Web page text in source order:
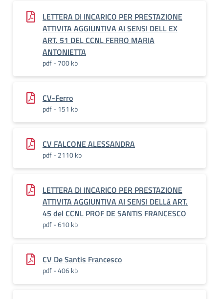
LETTERA DI INCARICO PER PRESTAZIONE
ATTIVITA AGGIUNTIVA AI SENSI DELL EX
ART. 51 DEL CCNL FERRO MARIA
ANTONIETTA
pdf - 700 kb
CV-Ferro
pdf - 151 kb
CV FALCONE ALESSANDRA
pdf - 2110 kb
LETTERA DI INCARICO PER PRESTAZIONE
ATTIVITA AGGIUNTIVA AI SENSI DELLâ ART.
45 del CCNL PROF DE SANTIS FRANCESCO
pdf - 610 kb
CV De Santis Francesco
pdf - 406 kb